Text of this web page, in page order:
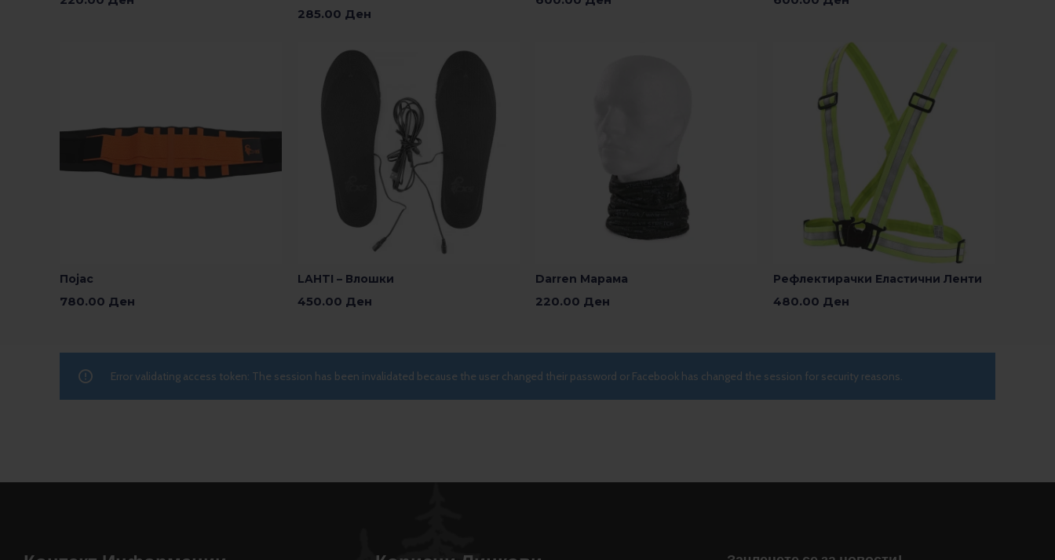
285.00 Ден
Појас
780.00 Ден
LAHTI – Влошки
450.00 Ден
Darren Марама
220.00 Ден
Рефлектирачки Еластични Ленти
480.00 Ден
Error validating access token: The session has been invalidated because the user changed their password or Facebook has changed the session for security reasons.